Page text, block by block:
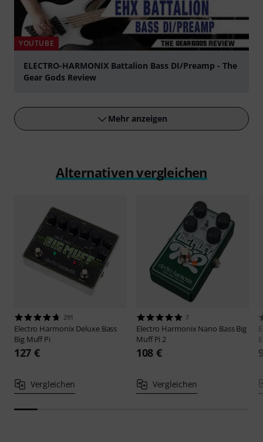
YOUTUBE
ELECTRO-HARMONIX Battalion Bass DI/Preamp - The
Gear Gods Review
Mehr anzeigen
Alternativen vergleichen
291
Electro Harmonix Deluxe Bass
Big Muff Pi
127 €
Vergleichen
7
Electro Harmonix Nano Bass Big
Muff Pi 2
108 €
Vergleichen